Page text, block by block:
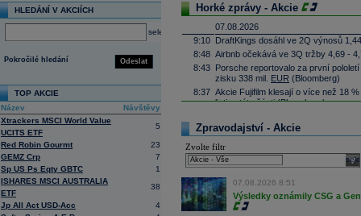
HLEDÁNÍ V AKCIÍCH
select
Odeslat
Pokročilé hledání
TOP AKCIE
Název
Návštěvy
Xtrackers MSCI World Value
UCITS ETF
5
Red Robin Gourmt
23
GEMZ Crp
7
Sp US Ps Eqty GBTC
1
ISHARES MSCI AUSTRALIA
ETF
38
Jp All Act USD-Acc
4
Horké zprávy - Akcie
07.08.2026
9:10 DraftKings dosáhl ve 2Q výnosů
8:48 Airbnb očekává ve 3Q tržby 4,69 -
8:43 Porsche reportovalo za první
zisku 338 mil. EUR (Bloomberg)
8:37 Akcie Fujifilm klesají o více než 18
listing této části(Bloomberg)
10,6 procenta na rekordních 4,87
čistý zisk na 15,87 miliardy zlotých
8:17 Soud v americkém státě Nové
lidem. Dále firmě nařídil, aby
státě (ČTK)
8:06 Antivirová společnost Gen Digital v
Zpravodajství - Akcie
Zvolte filtr
07.08.2026 8:51
Výsledky oznámily CSG a